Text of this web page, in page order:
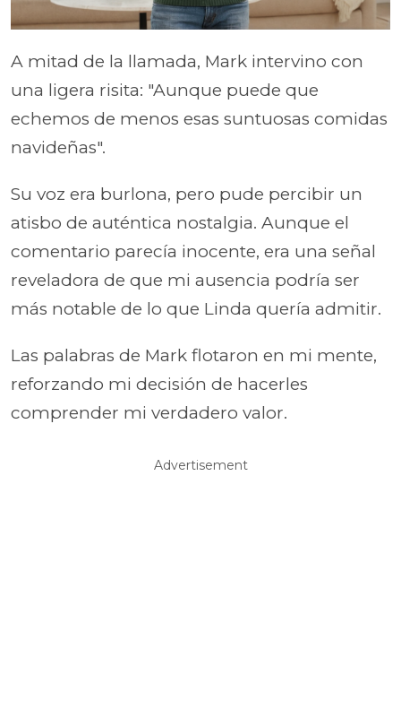
A mitad de la llamada, Mark intervino con
una ligera risita: "Aunque puede que
echemos de menos esas suntuosas comidas
navideñas".
Su voz era burlona, pero pude percibir un
atisbo de auténtica nostalgia. Aunque el
comentario parecía inocente, era una señal
reveladora de que mi ausencia podría ser
más notable de lo que Linda quería admitir.
Las palabras de Mark flotaron en mi mente,
reforzando mi decisión de hacerles
comprender mi verdadero valor.
Advertisement